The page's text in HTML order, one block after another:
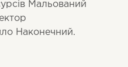
Мальований
Наконечний.